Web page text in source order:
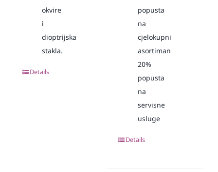
okvire
i
dioptrijska
stakla.
Details
popusta
na
cjelokupni
asortiman
20%
popusta
na
servisne
usluge
Details